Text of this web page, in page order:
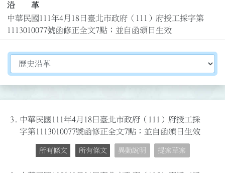
沿 革
中華民國111年4月18日臺北市政府（111）府授工採字第
1113010077號函修正全文7點；並自函頒日生效
切換選擇法規資訊內容
3.
中華民國111年4月18日臺北市政府（111）府授工採
字第1113010077號函修正全文7點；並自函頒日生效
所有條文 所有條文 異動說明 提案草案